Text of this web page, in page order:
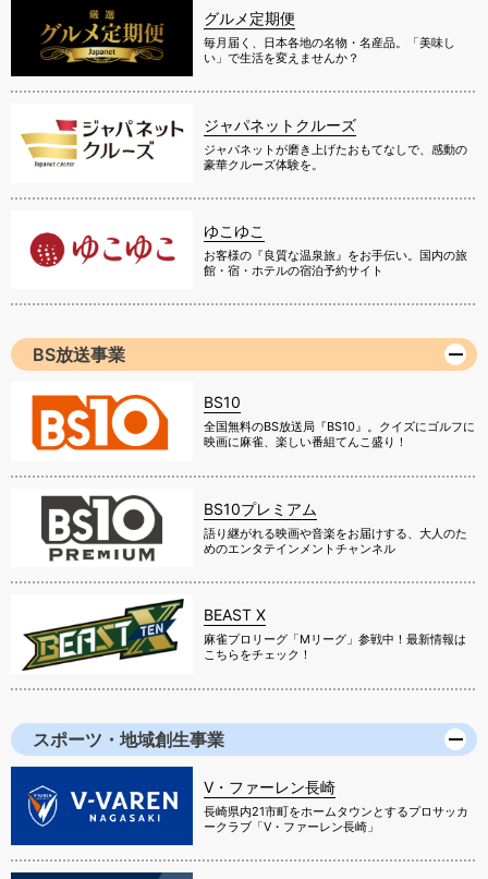
グルメ定期便
毎月届く、日本各地の名物・名産品。「美味し
い」で生活を変えませんか？
ジャパネットクルーズ
ジャパネットが磨き上げたおもてなしで、感動の
豪華クルーズ体験を。
ゆこゆこ
お客様の『良質な温泉旅』をお手伝い。国内の旅
館・宿・ホテルの宿泊予約サイト
BS放送事業
BS10
全国無料のBS放送局『BS10』。クイズにゴルフに
映画に麻雀、楽しい番組てんこ盛り！
BS10プレミアム
語り継がれる映画や音楽をお届けする、大人のた
めのエンタテインメントチャンネル
BEAST X
麻雀プロリーグ「Mリーグ」参戦中！最新情報は
こちらをチェック！
スポーツ・地域創生事業
V・ファーレン長崎
長崎県内21市町をホームタウンとするプロサッカ
ークラブ「V・ファーレン長崎」